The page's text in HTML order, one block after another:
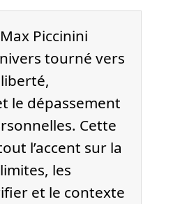
Max Piccinini
tourné vers
le dépassement
Cette
l’accent sur la
les
et le contexte